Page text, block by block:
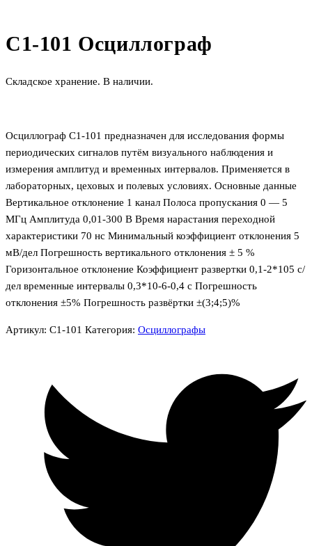
С1-101 Осциллограф
Складское хранение. В наличии.
Осциллограф С1-101 предназначен для исследования формы
периодических сигналов путём визуального наблюдения и
измерения амплитуд и временных интервалов. Применяется в
лабораторных, цеховых и полевых условиях. Основные данные
Вертикальное отклонение 1 канал Полоса пропускания 0 — 5
МГц Амплитуда 0,01-300 В Время нарастания переходной
характеристики 70 нс Минимальный коэффициент отклонения 5
мВ/дел Погрешность вертикального отклонения ± 5 %
Горизонтальное отклонение Коэффициент развертки 0,1-2*105 с/
дел временные интервалы 0,3*10-6-0,4 с Погрешность
отклонения ±5% Погрешность развёртки ±(3;4;5)%
Артикул: С1-101 Категория: Осциллографы